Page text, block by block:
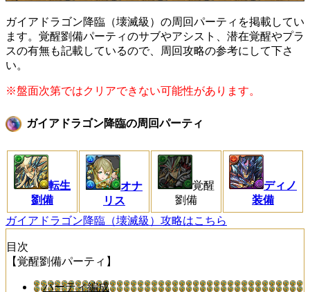
ガイアドラゴン降臨（壊滅級）の周回パーティを掲載してい
ます。覚醒劉備パーティのサブやアシスト、潜在覚醒やプラ
スの有無も記載しているので、周回攻略の参考にして下さ
い。
※盤面次第ではクリアできない可能性があります。
ガイアドラゴン降臨の周回パーティ
転生
劉備
オナ
リス
覚醒
劉備
ディノ
装備
ガイアドラゴン降臨（壊滅級）攻略はこちら
目次
【覚醒劉備パーティ】
パーティ編成